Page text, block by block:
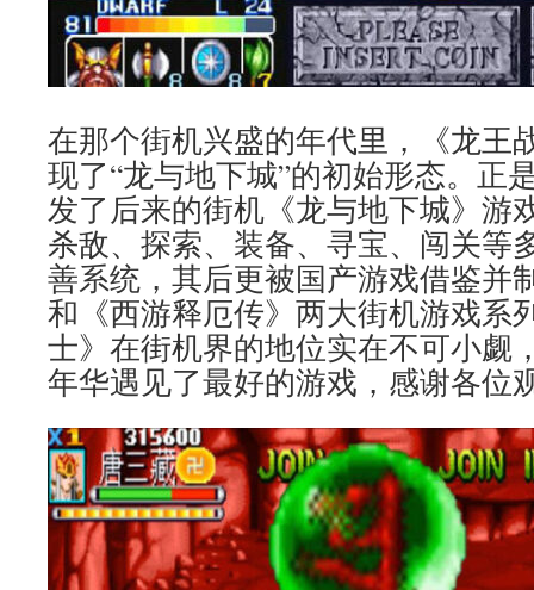
在那个街机兴盛的年代里，《龙王
现了“龙与地下城”的初始形态。正
发了后来的街机《龙与地下城》游
杀敌、探索、装备、寻宝、闯关等
善系统，其后更被国产游戏借鉴并
和《西游释厄传》两大街机游戏系
士》在街机界的地位实在不可小觑
年华遇见了最好的游戏，感谢各位